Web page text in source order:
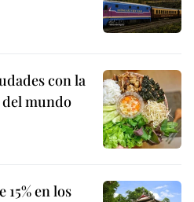
con la
mundo
en los